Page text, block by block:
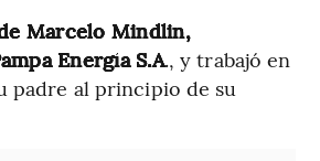
Marcelo Mindlin,
Energía S.A., y trabajó en
padre al principio de su